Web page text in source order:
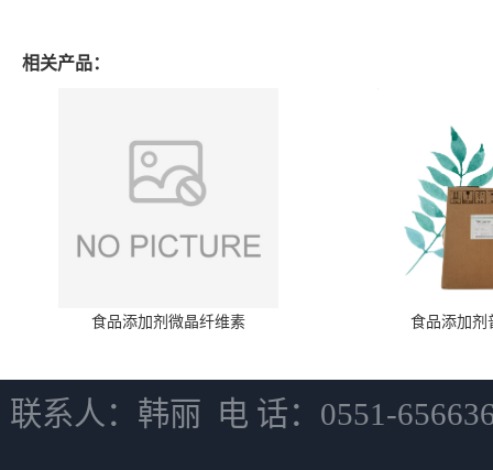
相关产品：
食品添加剂微晶纤维素 食品添加剂
联系人：韩丽 电 话：0551-